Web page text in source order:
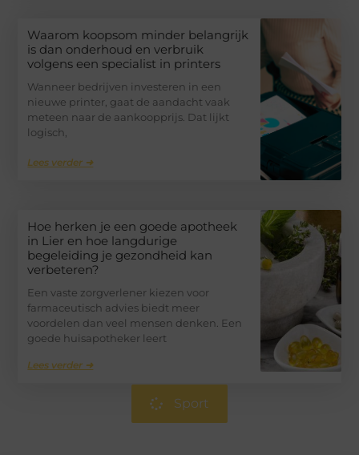
Waarom koopsom minder belangrijk
is dan onderhoud en verbruik
volgens een specialist in printers
Wanneer bedrijven investeren in een
nieuwe printer, gaat de aandacht vaak
meteen naar de aankoopprijs. Dat lijkt
logisch,
Lees verder ➜
Hoe herken je een goede apotheek
in Lier en hoe langdurige
begeleiding je gezondheid kan
verbeteren?
Een vaste zorgverlener kiezen voor
farmaceutisch advies biedt meer
voordelen dan veel mensen denken. Een
goede huisapotheker leert
Lees verder ➜
Sport